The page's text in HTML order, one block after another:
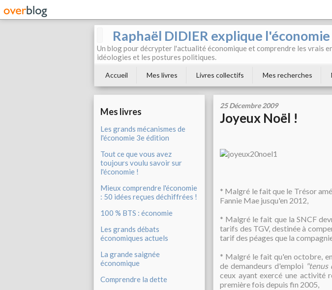
Raphaël DIDIER explique l'économie
Un blog pour décrypter l'actualité économique et comprendre les vrais
idéologies et les postures politiques.
Accueil Mes livres Livres collectifs Mes recherches
Mes livres
Les grands mécanismes de
l'économie 3e édition
Tout ce que vous avez
toujours voulu savoir sur
l'économie !
Mieux comprendre l'économie
: 50 idées reçues déchiffrées !
100 % BTS : économie
Les grands débats
économiques actuels
La grande saignée
économique
Comprendre la dette
25 Décembre 2009
Joyeux Noël !
* Malgré le fait que le Trésor
Fannie Mae jusqu'en 2012,
* Malgré le fait que la SNCF
tarifs des TGV, destinée à
tarif des péages que la
* Malgré le fait qu'en octobre,
de demandeurs d'emploi "tenus
ceux ayant exercé une activité
première fois depuis fin 2005,